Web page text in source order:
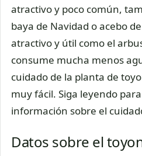
atractivo y poco común,
baya de Navidad o acebo
atractivo y útil como el
consume mucha menos
cuidado de la planta de
muy fácil. Siga leyendo
información sobre el
Datos sobre el